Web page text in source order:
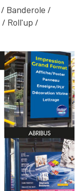
Banderole /
Roll'up /